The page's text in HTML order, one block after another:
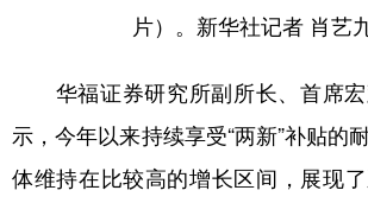
片）。新华社记者 肖艺
华福证券研究所副所长、首席宏
示，今年以来持续享受“两新”补贴的
体维持在比较高的增长区间，展现